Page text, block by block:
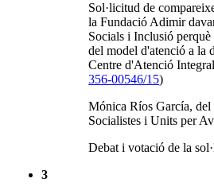
Sol·licitud de
la Fundació Adimir
Socials i Inclusió
del model d'atenció a la
Centre d'Atenció
356-00546/15)
Mónica Ríos García, del
Socialistes i Units per
Debat i votació de la
3